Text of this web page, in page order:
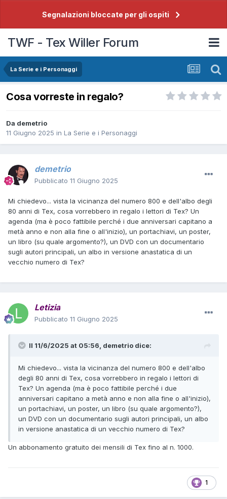
Segnalazioni bloccate per gli ospiti
TWF - Tex Willer Forum
La Serie e i Personaggi
Cosa vorreste in regalo?
Da demetrio
11 Giugno 2025 in La Serie e i Personaggi
demetrio
Pubblicato 11 Giugno 2025
Mi chiedevo... vista la vicinanza del numero 800 e dell'albo degli
80 anni di Tex, cosa vorrebbero in regalo i lettori di Tex? Un
agenda (ma è poco fattibile perché i due anniversari capitano a
metà anno e non alla fine o all'inizio), un portachiavi, un poster,
un libro (su quale argomento?), un DVD con un documentario
sugli autori principali, un albo in versione anastatica di un
vecchio numero di Tex?
Letizia
Pubblicato 11 Giugno 2025
Il 11/6/2025 at 05:56, demetrio dice:
Mi chiedevo... vista la vicinanza del numero 800 e dell'albo
degli 80 anni di Tex, cosa vorrebbero in regalo i lettori di
Tex? Un agenda (ma è poco fattibile perché i due
anniversari capitano a metà anno e non alla fine o all'inizio),
un portachiavi, un poster, un libro (su quale argomento?),
un DVD con un documentario sugli autori principali, un albo
in versione anastatica di un vecchio numero di Tex?
Un abbonamento gratuito dei mensili di Tex fino al n. 1000.
1